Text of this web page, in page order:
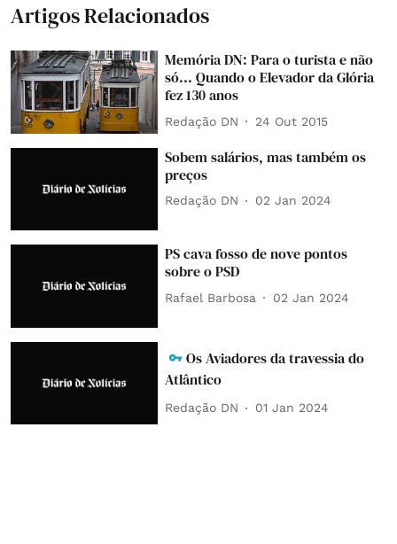
Artigos Relacionados
Memória DN: Para o turista e não
só... Quando o Elevador da Glória
fez 130 anos
Redação DN 24 Out 2015
Sobem salários, mas também os
preços
Redação DN 02 Jan 2024
PS cava fosso de nove pontos
sobre o PSD
Rafael Barbosa 02 Jan 2024
Os Aviadores da travessia do
Atlântico
Redação DN 01 Jan 2024